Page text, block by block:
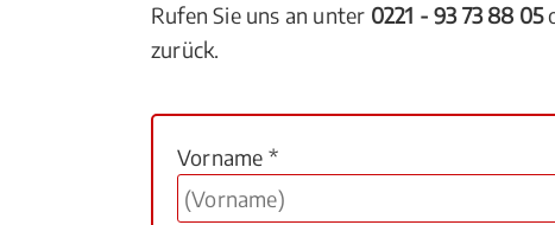
Rufen Sie uns an unter 0221 - 93 73 88 05
zurück.
Vorname *